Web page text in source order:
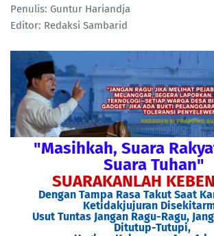
Penulis: Guntur Hariandja
Editor: Redaksi Sambarid
"Masihkah, Suara
Suara Tuhan"
SUARAKANLAH
Dengan Tampa Rasa Takut Saat
Ketidakjujuran
Usut Tuntas Jangan Ragu-Ragu,
Ditutup-Tutupi,